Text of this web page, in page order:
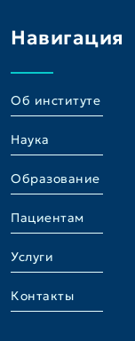
Навигация
Об институте
Наука
Образование
Пациентам
Услуги
Контакты